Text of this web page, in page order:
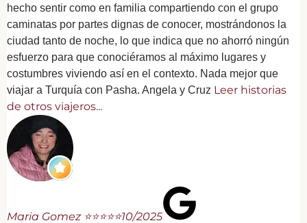
hecho sentir como en familia compartiendo con el grupo
caminatas por partes dignas de conocer, mostrándonos la
ciudad tanto de noche, lo que indica que no ahorró ningún
esfuerzo para que conociéramos al máximo lugares y
costumbres viviendo así en el contexto. Nada mejor que
viajar a Turquía con Pasha. Angela y Cruz Leer historias
de otros viajeros...
Maria Gomez ⭐⭐⭐⭐⭐10/2025